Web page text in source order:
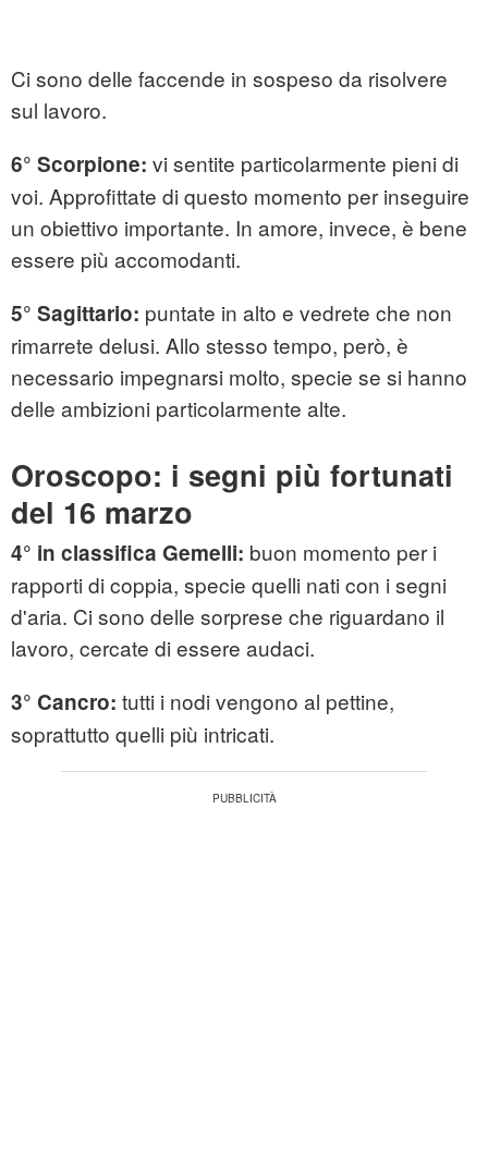
Ci sono delle faccende in sospeso da risolvere
sul lavoro.
6° Scorpione: vi sentite particolarmente pieni di
voi. Approfittate di questo momento per inseguire
un obiettivo importante. In amore, invece, è bene
essere più accomodanti.
5° Sagittario: puntate in alto e vedrete che non
rimarrete delusi. Allo stesso tempo, però, è
necessario impegnarsi molto, specie se si hanno
delle ambizioni particolarmente alte.
Oroscopo: i segni più fortunati
del 16 marzo
4° in classifica Gemelli: buon momento per i
rapporti di coppia, specie quelli nati con i segni
d'aria. Ci sono delle sorprese che riguardano il
lavoro, cercate di essere audaci.
3° Cancro: tutti i nodi vengono al pettine,
soprattutto quelli più intricati.